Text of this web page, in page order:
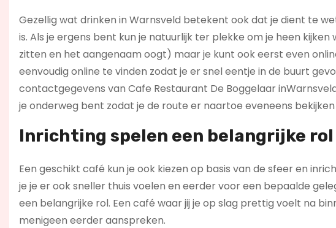
Gezellig wat drinken in Warnsveld betekent ook dat je dient te
is. Als je ergens bent kun je natuurlijk ter plekke om je heen
zitten en het aangenaam oogt) maar je kunt ook eerst even
eenvoudig online te vinden zodat je er snel eentje in de buurt
contactgegevens van Cafe Restaurant De Boggelaar
je onderweg bent zodat je de route er naartoe eveneens
Inrichting spelen een belangrijke
Een geschikt café kun je ook kiezen op basis van de sfeer en
je je er ook sneller thuis voelen en eerder voor een bepaalde
een belangrijke rol. Een café waar jij je op slag prettig voelt na
menigeen eerder aanspreken.